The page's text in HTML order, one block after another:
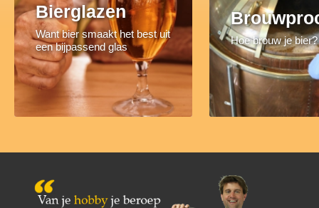
Bierglazen
Want bier smaakt het best uit
een bijpassend glas
Hoe brouw je bier?